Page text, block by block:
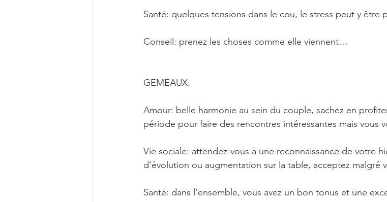
Santé: quelques tensions dans le cou, le stress peut y
Conseil: prenez les choses comme elle viennent…
GEMEAUX:
Amour: belle harmonie au sein du couple, sachez en
période pour faire des rencontres intéressantes mais vous
Vie sociale: attendez-vous à une reconnaissance de votre
d’évolution ou augmentation sur la table, acceptez malgré
Santé: dans l’ensemble, vous avez un bon tonus et une